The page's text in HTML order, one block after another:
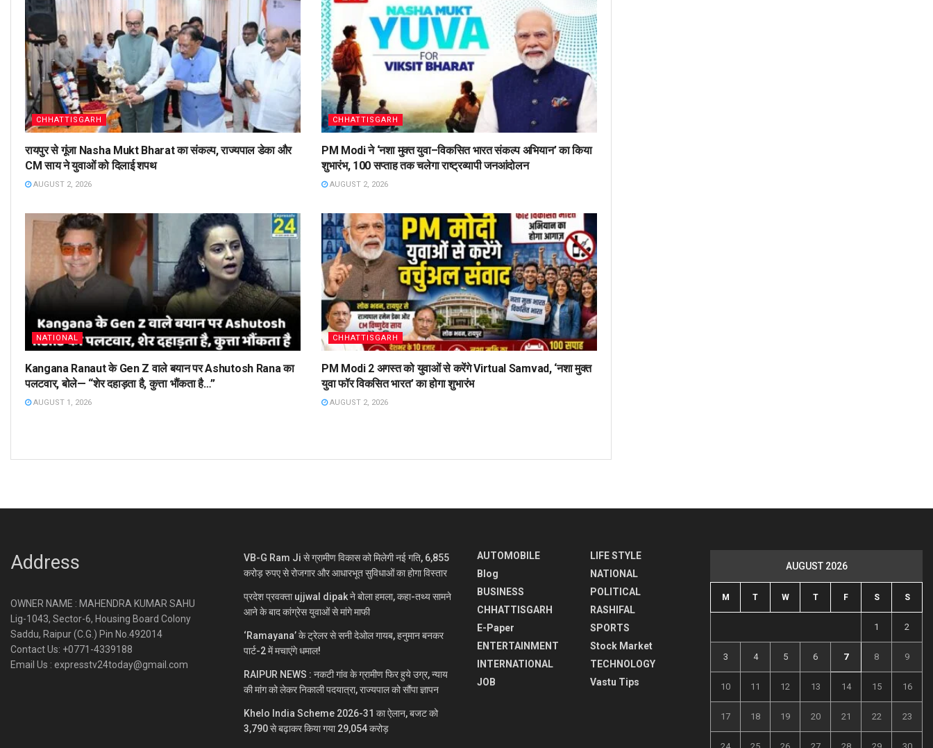
CHHATTISGARH
रायपुर से गूंजा Nasha Mukt Bharat का संकल्प, राज्यपाल डेका और
CM साय ने युवाओं को दिलाई शपथ
AUGUST 2, 2026
CHHATTISGARH
PM Modi ने ‘नशा मुक्त युवा–विकसित भारत संकल्प अभियान’ का किया
शुभारंभ, 100 सप्ताह तक चलेगा राष्ट्रव्यापी जनआंदोलन
AUGUST 2, 2026
NATIONAL
Kangana Ranaut के Gen Z वाले बयान पर Ashutosh Rana का
पलटवार, बोले— “शेर दहाड़ता है, कुत्ता भौंकता है…”
AUGUST 1, 2026
CHHATTISGARH
PM Modi 2 अगस्त को युवाओं से करेंगे Virtual Samvad, ‘नशा मुक्त
युवा फॉर विकसित भारत’ का होगा शुभारंभ
AUGUST 2, 2026
Address
OWNER NAME : MAHENDRA KUMAR SAHU
Lig-1043, Sector-6, Housing Board Colony
Saddu, Raipur (C.G.) Pin No.492014
Contact Us: +0771-4339188
Email Us : expresstv24today@gmail.com
VB-G Ram Ji से ग्रामीण विकास को मिलेगी नई गति, 6,855
करोड़ रुपए से रोजगार और आधारभूत सुविधाओं का होगा विस्तार
प्रदेश प्रवक्ता ujjwal dipak ने बोला हमला, कहा-तथ्य सामने
आने के बाद कांग्रेस युवाओं से मांगे माफी
‘Ramayana’ के ट्रेलर से सनी देओल गायब, हनुमान बनकर
पार्ट-2 में मचाएंगे धमाल!
RAIPUR NEWS : नकटी गांव के ग्रामीण फिर हुये उग्र, न्याय
की मांग को लेकर निकाली पदयात्रा, राज्यपाल को सौंपा ज्ञापन
Khelo India Scheme 2026-31 का ऐलान, बजट को
3,790 से बढ़ाकर किया गया 29,054 करोड़
AUTOMOBILE
Blog
BUSINESS
CHHATTISGARH
E-Paper
ENTERTAINMENT
INTERNATIONAL
JOB
LIFE STYLE
NATIONAL
POLITICAL
RASHIFAL
SPORTS
Stock Market
TECHNOLOGY
Vastu Tips
AUGUST 2026
M T W T F S S
1 2
3 4 5 6 7 8 9
10 11 12 13 14 15 16
17 18 19 20 21 22 23